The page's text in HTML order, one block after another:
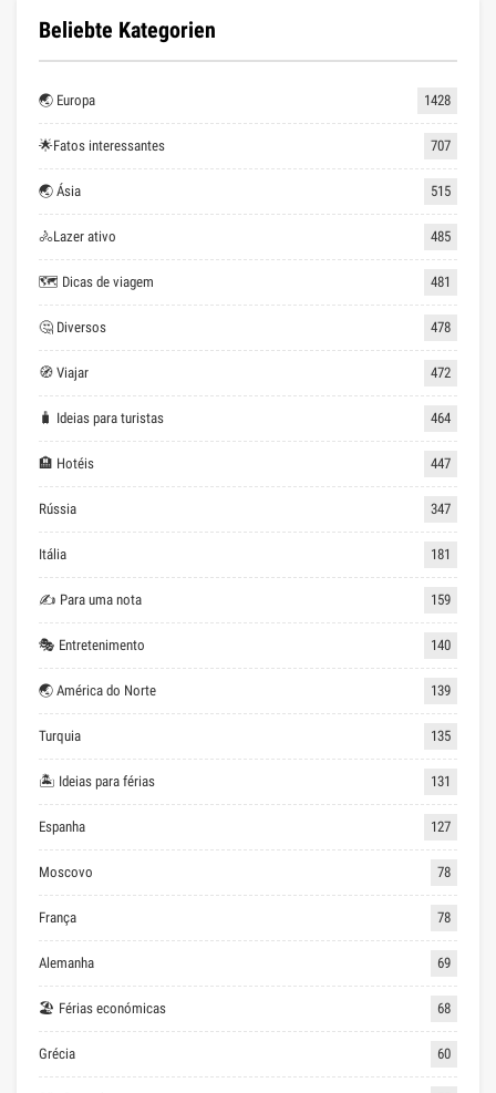
Beliebte Kategorien
🌏 Europa 1428
🌟Fatos interessantes 707
🌏 Ásia 515
🚴Lazer ativo 485
🗺 Dicas de viagem 481
🤔 Diversos 478
🧭 Viajar 472
🧳 Ideias para turistas 464
🏨 Hotéis 447
Rússia 347
Itália 181
✍ Para uma nota 159
🎭 Entretenimento 140
🌏 América do Norte 139
Turquia 135
🏝 Ideias para férias 131
Espanha 127
Moscovo 78
França 78
Alemanha 69
🏖 Férias económicas 68
Grécia 60